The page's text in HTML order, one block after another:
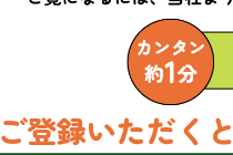
ご登録いただくと